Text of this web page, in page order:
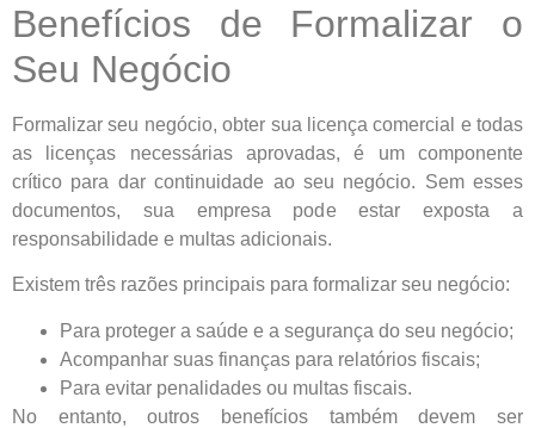
Benefícios de Formalizar o
Seu Negócio
Formalizar seu negócio, obter sua licença comercial e todas
as licenças necessárias aprovadas, é um componente
crítico para dar continuidade ao seu negócio. Sem esses
documentos, sua empresa pode estar exposta a
responsabilidade e multas adicionais.
Existem três razões principais para formalizar seu negócio:
Para proteger a saúde e a segurança do seu negócio;
Acompanhar suas finanças para relatórios fiscais;
Para evitar penalidades ou multas fiscais.
No entanto, outros benefícios também devem ser